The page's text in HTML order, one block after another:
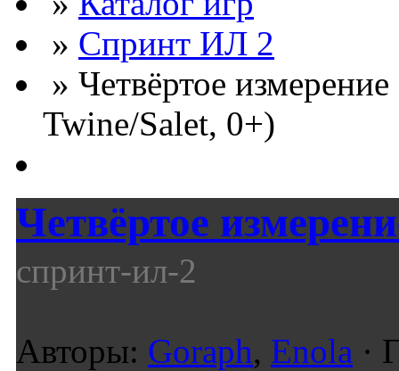
» Спринт ИЛ 2
» Четвёртое
Twine/Salet, 0+)
Четвёртое
спринт-ил-2
Авторы: Goraph, Enola ·